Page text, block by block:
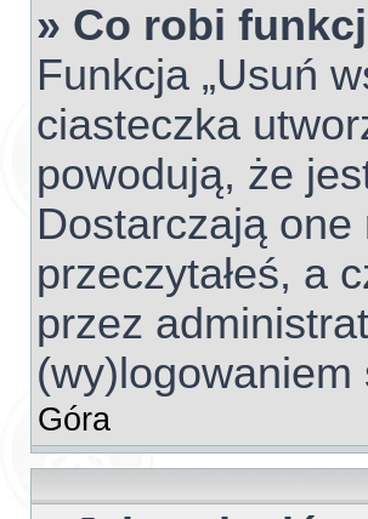
» Co robi
Funkcja „Usuń
ciasteczka
powodują, że
Dostarczają
przeczytałeś, a
przez
Góra